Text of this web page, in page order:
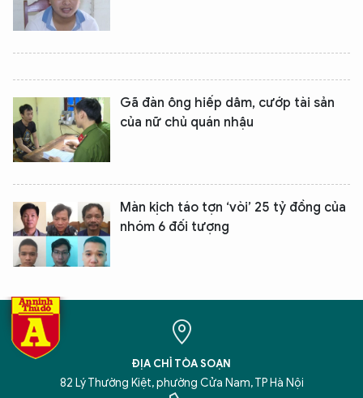
Gã đàn ông hiếp dâm, cướp tài sản
của nữ chủ quán nhậu
Màn kịch táo tợn ‘vòi’ 25 tỷ đồng của
nhóm 6 đối tượng
ĐỊA CHỈ TÒA SOẠN
82 Lý Thường Kiệt, phường Cửa Nam, TP Hà Nội